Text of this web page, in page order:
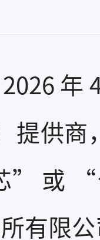
年
提供
” 或 “
有限